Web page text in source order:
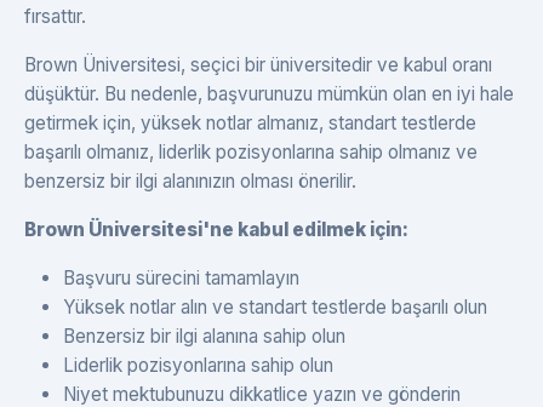
fırsattır.
Brown Üniversitesi, seçici bir üniversitedir ve kabul oranı
düşüktür. Bu nedenle, başvurunuzu mümkün olan en iyi hale
getirmek için, yüksek notlar almanız, standart testlerde
başarılı olmanız, liderlik pozisyonlarına sahip olmanız ve
benzersiz bir ilgi alanınızın olması önerilir.
Brown Üniversitesi'ne kabul edilmek için:
Başvuru sürecini tamamlayın
Yüksek notlar alın ve standart testlerde başarılı olun
Benzersiz bir ilgi alanına sahip olun
Liderlik pozisyonlarına sahip olun
Niyet mektubunuzu dikkatlice yazın ve gönderin